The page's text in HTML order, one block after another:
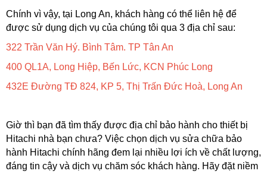
Chính vì vậy, tại Long An, khách hàng có thể liên hệ để
được sử dụng dịch vụ của chúng tôi qua 3 địa chỉ sau:
322 Trần Văn Hý. Bình Tâm. TP Tân An
400 QL1A, Long Hiệp, Bến Lức, KCN Phúc Long
432E Đường TĐ 824, KP 5, Thị Trấn Đức Hoà, Long An
Giờ thì bạn đã tìm thấy được địa chỉ bảo hành cho thiết bị
Hitachi nhà bạn chưa? Việc chọn dịch vụ sửa chữa bảo
hành Hitachi chính hãng đem lại nhiều lợi ích về chất lượng,
đáng tin cậy và dịch vụ chăm sóc khách hàng. Hãy đặt niềm